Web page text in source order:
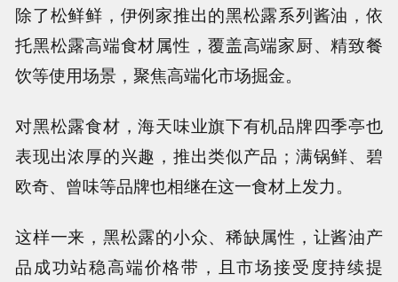
除了松鲜鲜，伊例家推出的黑松露系列酱油，依
托黑松露高端食材属性，覆盖高端家厨、精致餐
饮等使用场景，聚焦高端化市场掘金。
对黑松露食材，海天味业旗下有机品牌四季亭也
表现出浓厚的兴趣，推出类似产品；满锅鲜、碧
欧奇、曾味等品牌也相继在这一食材上发力。
这样一来，黑松露的小众、稀缺属性，让酱油产
品成功站稳高端价格带，且市场接受度持续提